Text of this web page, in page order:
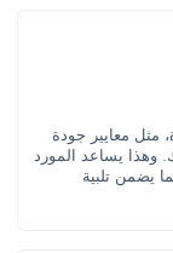
مثل معايير جودة
وهذا يساعد المورد
يضمن تلبية